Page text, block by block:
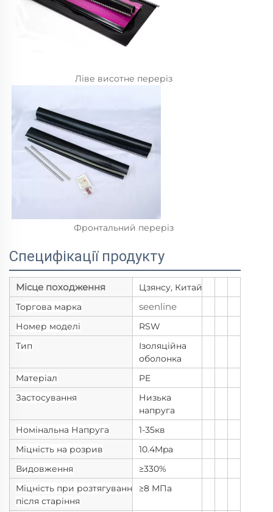
Ліве висотне переріз
Фронтальний переріз
Специфікації продукту
Місце походження
Цзянсу, Китай
Торгова марка
seenline
Номер моделі
RSW
Тип
Ізоляційна
оболонка
Матеріал
PE
Застосування
Низька
напруга
Номінальна Напруга
1-35кв
Міцність на розрив
10.4Mpa
Видовження
≥330%
Міцність при розтягуванні
після старіння
≥8 МПа